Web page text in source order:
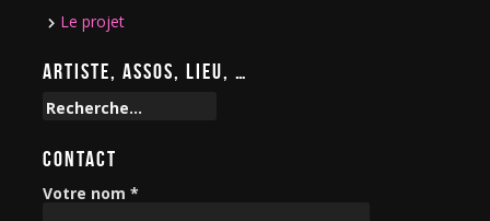
Le projet
ARTISTE, ASSOS, LIEU, …
R
h
e
CONTACT
Votre nom *